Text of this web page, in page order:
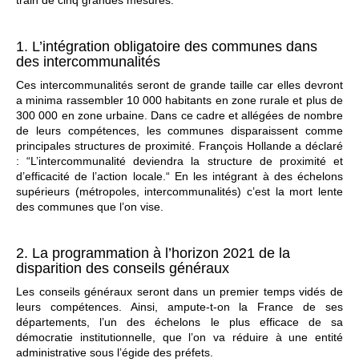
1. L’intégration obligatoire des communes dans
des intercommunalités
Ces intercommunalités seront de grande taille car elles devront
a minima rassembler 10 000 habitants en zone rurale et plus de
300 000 en zone urbaine. Dans ce cadre et allégées de nombre
de leurs compétences, les communes disparaissent comme
principales structures de proximité. François Hollande a déclaré
: “L’intercommunalité deviendra la structure de proximité et
d’efficacité de l’action locale.“ En les intégrant à des échelons
supérieurs (métropoles, intercommunalités) c’est la mort lente
des communes que l’on vise.
2. La programmation à l’horizon 2021 de la
disparition des conseils généraux
Les conseils généraux seront dans un premier temps vidés de
leurs compétences. Ainsi, ampute-t-on la France de ses
départements, l’un des échelons le plus efficace de sa
démocratie institutionnelle, que l’on va réduire à une entité
administrative sous l’égide des préfets.